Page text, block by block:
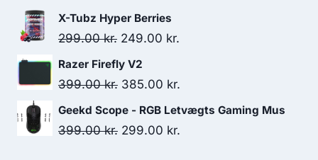
price
was:
is:
X-Tubz Hyper Berries
299.00kr. Original
price
was:
249.00 kr.
Razer Firefly V2
399.00kr. Original
price
was:
385.00 kr.
price
Geekd Scope - RGB Letvægts Gaming Mus
399.00kr. Original
299.00 kr.